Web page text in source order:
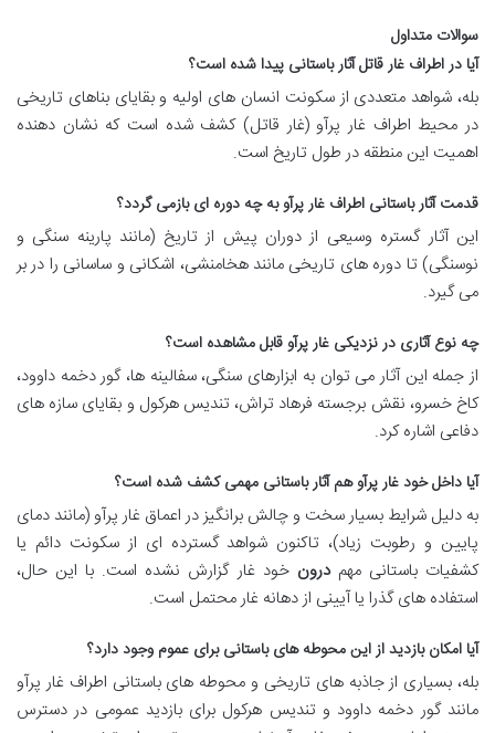
سوالات متداول
آیا در اطراف غار قاتل آثار باستانی پیدا شده است؟
بله، شواهد متعددی از سکونت انسان های اولیه و بقایای بناهای تاریخی
در محیط اطراف غار پرآو (غار قاتل) کشف شده است که نشان دهنده
اهمیت این منطقه در طول تاریخ است.
قدمت آثار باستانی اطراف غار پرآو به چه دوره ای بازمی گردد؟
این آثار گستره وسیعی از دوران پیش از تاریخ (مانند پارینه سنگی و
نوسنگی) تا دوره های تاریخی مانند هخامنشی، اشکانی و ساسانی را در بر
می گیرد.
چه نوع آثاری در نزدیکی غار پرآو قابل مشاهده است؟
از جمله این آثار می توان به ابزارهای سنگی، سفالینه ها، گور دخمه داوود،
کاخ خسرو، نقش برجسته فرهاد تراش، تندیس هرکول و بقایای سازه های
دفاعی اشاره کرد.
آیا داخل خود غار پرآو هم آثار باستانی مهمی کشف شده است؟
به دلیل شرایط بسیار سخت و چالش برانگیز در اعماق غار پرآو (مانند دمای
پایین و رطوبت زیاد)، تاکنون شواهد گسترده ای از سکونت دائم یا
کشفیات باستانی مهمدرون خود غار گزارش نشده است. با این حال،
استفاده های گذرا یا آیینی از دهانه غار محتمل است.
آیا امکان بازدید از این محوطه های باستانی برای عموم وجود دارد؟
بله، بسیاری از جاذبه های تاریخی و محوطه های باستانی اطراف غار پرآو
مانند گور دخمه داوود و تندیس هرکول برای بازدید عمومی در دسترس